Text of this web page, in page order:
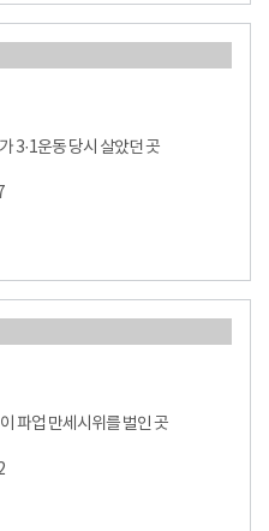
3·1운동 당시 살았던 곳
파업 만세시위를 벌인 곳